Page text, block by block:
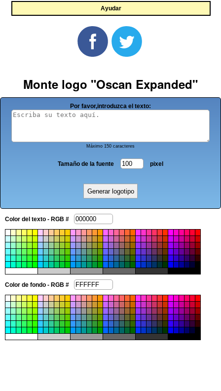
Ayudar
Monte logo "Oscan Expanded"
Por favor,introduzca el texto:
Máximo 150 caracteres
Tamaño de la fuente pixel
Color del texto - RGB #
Color de fondo - RGB #